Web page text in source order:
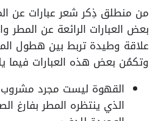
من منطلق ذِكر شعر عبارات عن
بعض العبارات الرائعة عن المطر
علاقة وطيدة تربط بين هطول
وتكمُن بعض هذه العبارات فيما
القهوة ليست مجرد
الذي ينتظره المطر بفارغ